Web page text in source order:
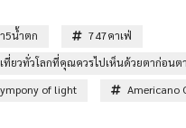
5น้ำตก
747คาเฟ่
ที่ยวทั่วโลกที่คุณควรไปเห็นด้วยตาก่อนต
of light
Americano